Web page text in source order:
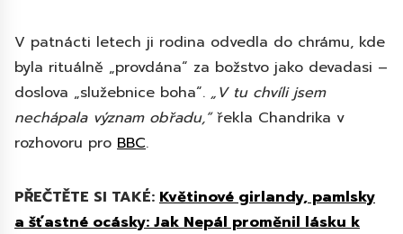
V patnácti letech ji rodina odvedla do chrámu, kde
byla rituálně „provdána“ za božstvo jako devadasi –
doslova „služebnice boha“. „V tu chvíli jsem
nechápala význam obřadu,“řekla Chandrika v
rozhovoru pro BBC.
PŘEČTĚTE SI TAKÉ: Květinové girlandy, pamlsky
a šťastné ocásky: Jak Nepál proměnil lásku k